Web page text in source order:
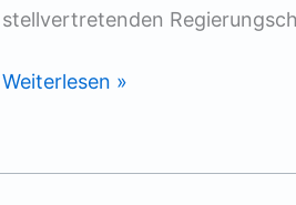
stellvertretenden
»Wir
Katholiken«
Weiterlesen »